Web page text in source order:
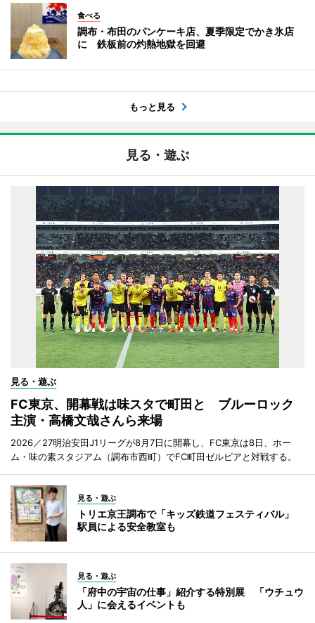
食べる
調布・布田のパンケーキ店、夏季限定でかき氷店
に 鉄板前の灼熱地獄を回避
もっと見る
見る・遊ぶ
見る・遊ぶ
FC東京、開幕戦は味スタで町田と ブルーロック
主演・高橋文哉さんら来場
2026／27明治安田J1リーグが8月7日に開幕し、FC東京は8日、ホー
ム・味の素スタジアム（調布市西町）でFC町田ゼルビアと対戦する。
見る・遊ぶ
トリエ京王調布で「キッズ鉄道フェスティバル」
駅員による安全教室も
見る・遊ぶ
「府中の宇宙の仕事」紹介する特別展 「ウチュウ
人」に会えるイベントも